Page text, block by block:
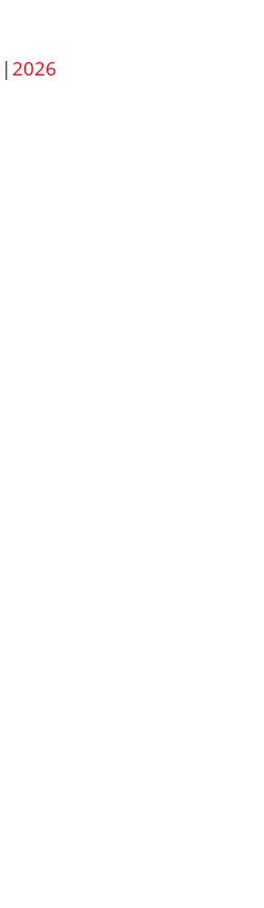
2026